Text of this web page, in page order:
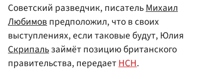
Советский разведчик, писательМихаил
Любимовпредположил, что в своих
выступлениях, если таковые будут, Юлия
Скрипальзаймёт позицию британского
правительства, передаетНСН.